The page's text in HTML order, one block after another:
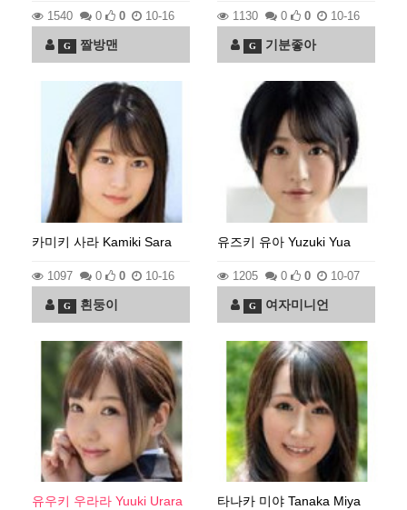
1540 0 0 10-16
G 짤방맨
1130 0 0 10-16
G 기분좋아
카미키 사라 Kamiki Sara
1097 0 0 10-16
G 흰둥이
유즈키 유아 Yuzuki Yua
1205 0 0 10-07
G 여자미니언
유우키 우라라 Yuuki Urara 타나카 미야 Tanaka Miya